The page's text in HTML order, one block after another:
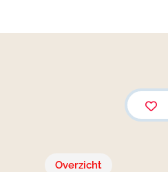
Overzicht